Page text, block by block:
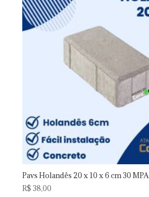
Pavs Holandês 20 x 10 x 6 cm 30 MPA
R$ 38,00